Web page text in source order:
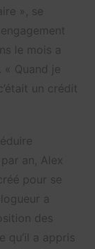
», se
le mois a
Quand je
un crédit
an, Alex
pour se
a
des
qu’il a appris